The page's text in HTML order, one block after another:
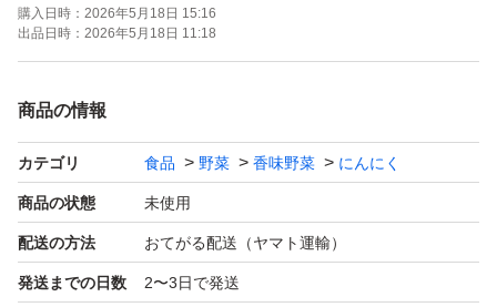
ります。ご理解の上､購入のご検討を宜しくお願いしま
す。
あります。カットしてご使用下さい。
箱にそのまま入れて発送しますのでご了承下さい。
購入日時： 2026年5月18日 15:16
出品日時： 2026年5月18日 11:18
商品の情報
カテゴリ 食品 野菜 香味野菜 にんにく
商品の状態 未使用
配送の方法 おてがる配送（ヤマト運輸）
発送までの日数 2〜3日で発送